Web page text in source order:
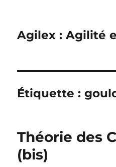
Agilex : Agilité
Étiquette :
Théorie des
(bis)